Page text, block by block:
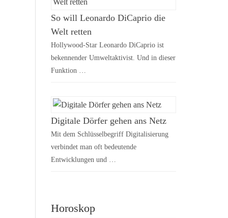
So will Leonardo DiCaprio die
Welt retten
Hollywood-Star Leonardo DiCaprio ist
bekennender Umweltaktivist. Und in dieser
Funktion …
Digitale Dörfer gehen ans Netz
Mit dem Schlüsselbegriff Digitalisierung
verbindet man oft bedeutende
Entwicklungen und …
Horoskop